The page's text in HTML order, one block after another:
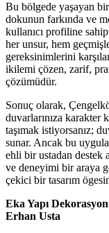
Bu bölgede yaşayan
dokunun farkında ve
kullanıcı profiline
her unsur, hem
gereksinimlerini
ikilemi çözen, zarif,
çözümüdür.
Sonuç olarak,
duvarlarınıza karakter
taşımak istiyorsanız;
sunar. Ancak bu
ehli bir ustadan destek
ve deneyimi bir araya
çekici bir tasarım
Eka Yapı Dekorasyon
Erhan Usta